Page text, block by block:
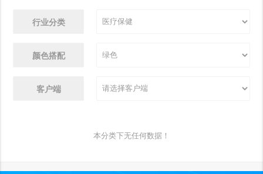
行业分类
颜色搭配
客户端
本分类下无任何数据！